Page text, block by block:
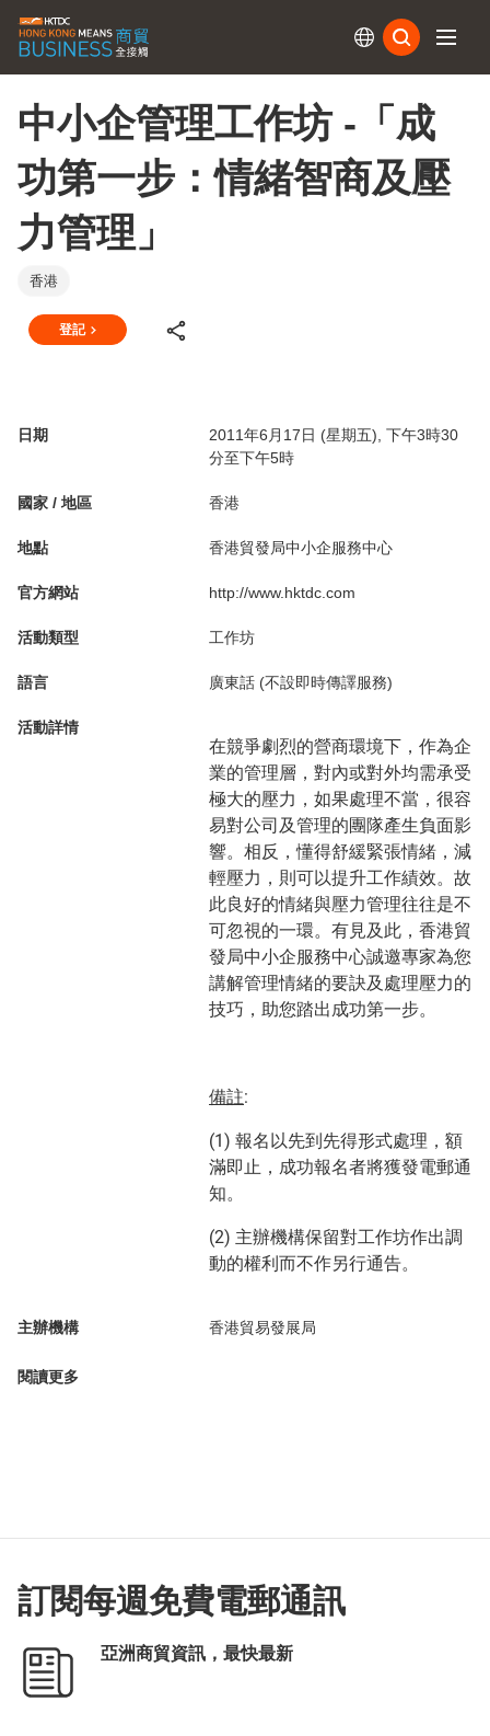
中小企管理工作坊 -「成
功第一步：情緒智商及壓
力管理」
香港
登記
日期
2011年6月17日 (星期五), 下午3時30
分至下午5時
國家 / 地區 香港
地點 香港貿發局中小企服務中心
官方網站 http://www.hktdc.com
活動類型 工作坊
語言 廣東話 (不設即時傳譯服務)
活動詳情
在競爭劇烈的營商環境下，作為企
業的管理層，對內或對外均需承受
極大的壓力，如果處理不當，很容
易對公司及管理的團隊產生負面影
響。相反，懂得舒緩緊張情緒，減
輕壓力，則可以提升工作績效。故
此良好的情緒與壓力管理往往是不
可忽視的一環。有見及此，香港貿
發局中小企服務中心誠邀專家為您
講解管理情緒的要訣及處理壓力的
技巧，助您踏出成功第一步。
備註:
(1) 報名以先到先得形式處理，額
滿即止，成功報名者將獲發電郵通
知。
(2) 主辦機構保留對工作坊作出調
動的權利而不作另行通告。
主辦機構 香港貿易發展局
閱讀更多
訂閱每週免費電郵通訊
亞洲商貿資訊，最快最新